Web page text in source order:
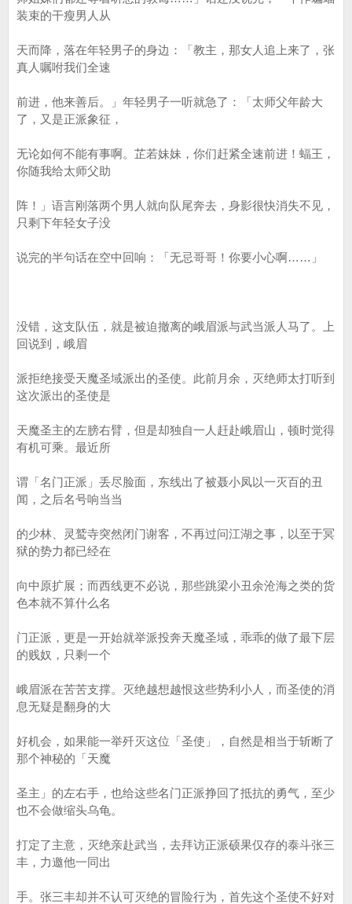
装束的干瘦男人从
天而降，落在年轻男子的身边：「教主，那女人追上来了，张
真人嘱咐我们全速
前进，他来善后。」年轻男子一听就急了：「太师父年龄大
了，又是正派象征，
无论如何不能有事啊。芷若妹妹，你们赶紧全速前进！蝠王，
你随我给太师父助
阵！」语言刚落两个男人就向队尾奔去，身影很快消失不见，
只剩下年轻女子没
说完的半句话在空中回响：「无忌哥哥！你要小心啊……」
没错，这支队伍，就是被迫撤离的峨眉派与武当派人马了。上
回说到，峨眉
派拒绝接受天魔圣域派出的圣使。此前月余，灭绝师太打听到
这次派出的圣使是
天魔圣主的左膀右臂，但是却独自一人赶赴峨眉山，顿时觉得
有机可乘。最近所
谓「名门正派」丢尽脸面，东线出了被聂小凤以一灭百的丑
闻，之后名号响当当
的少林、灵鹫寺突然闭门谢客，不再过问江湖之事，以至于冥
狱的势力都已经在
向中原扩展；而西线更不必说，那些跳梁小丑余沧海之类的货
色本就不算什么名
门正派，更是一开始就举派投奔天魔圣域，乖乖的做了最下层
的贱奴，只剩一个
峨眉派在苦苦支撑。灭绝越想越恨这些势利小人，而圣使的消
息无疑是翻身的大
好机会，如果能一举歼灭这位「圣使」，自然是相当于斩断了
那个神秘的「天魔
圣主」的左右手，也给这些名门正派挣回了抵抗的勇气，至少
也不会做缩头乌龟。
打定了主意，灭绝亲赴武当，去拜访正派硕果仅存的泰斗张三
丰，力邀他一同出
手。张三丰却并不认可灭绝的冒险行为，首先这个圣使不好对